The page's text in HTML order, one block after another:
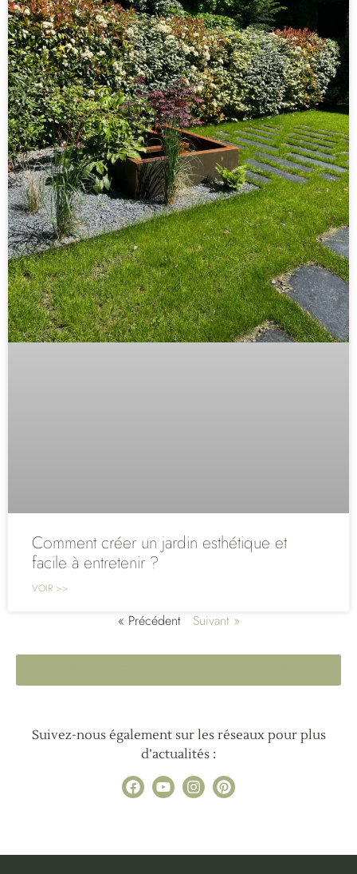
Comment créer un jardin esthétique et
facile à entretenir ?
VOIR >>
« Précédent Suivant »
Suivez-nous également sur les réseaux pour plus
d’actualités :